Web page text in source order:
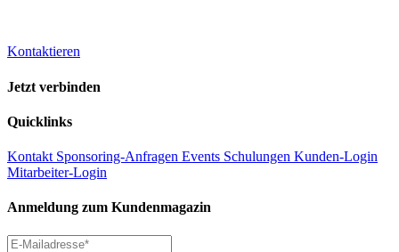
Kontaktieren
Jetzt verbinden
Quicklinks
Kontakt Sponsoring-Anfragen Events Schulungen Kunden-Login
Mitarbeiter-Login
Anmeldung zum Kundenmagazin